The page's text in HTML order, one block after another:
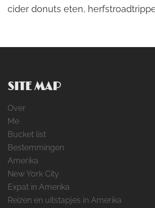
cider donuts eten,
SITE MAP
Over
Me
Bucket list
Bestemmingen
Amerika
New York City
Expat in Amerika
Reizen en uitstapjes in Amerika